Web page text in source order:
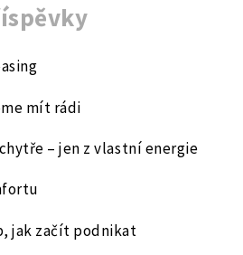
mít rádi
– jen z vlastní energie
jak začít podnikat